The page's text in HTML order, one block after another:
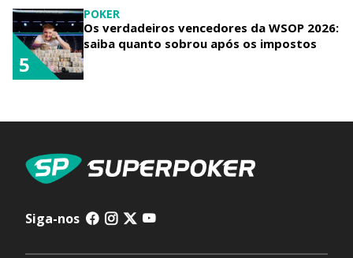
POKER
Os verdadeiros vencedores da WSOP 2026:
saiba quanto sobrou após os impostos
5
Siga-nos